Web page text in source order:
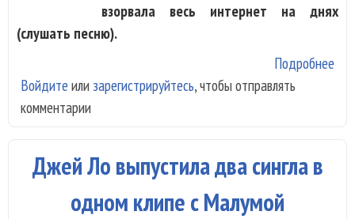
взорвала весь интернет на днях
(слушать песню).
Подробнее
Войдите или зарегистрируйтесь, чтобы отправлять
комментарии
Джей Ло выпустила два сингла в
одном клипе с Малумой